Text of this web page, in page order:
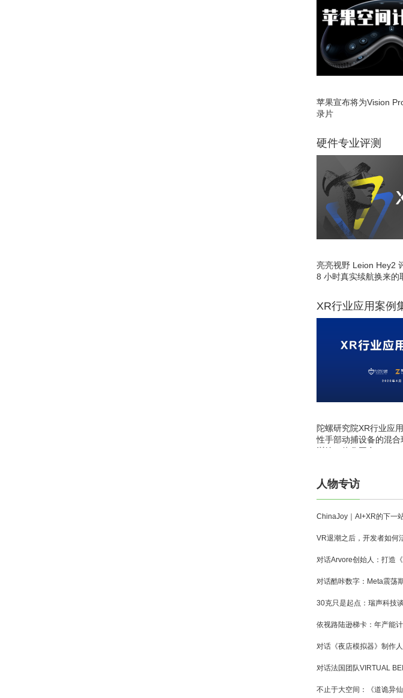
苹果宣布将为Vision
录片
硬件专业评测
亮亮视野 Leion Hey2
8 小时真实续航换来的
XR行业应用案例
陀螺研究院XR行业应
性手部动捕设备的混
训练一体化平台
人物专访